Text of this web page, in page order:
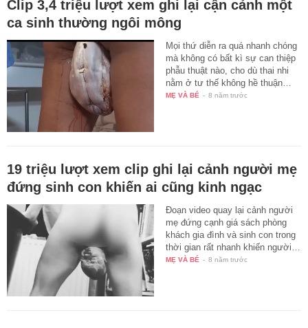
Clip 3,4 triệu lượt xem ghi lại cận cảnh một
ca sinh thường ngôi mông
Mọi thứ diễn ra quá nhanh chóng
mà không có bất kì sự can thiệp
phẫu thuật nào, cho dù thai nhi
nằm ở tư thế không hề thuận…
MẸ VÀ BÉ - 8 năm trước
19 triệu lượt xem clip ghi lại cảnh người mẹ
đứng sinh con khiến ai cũng kinh ngạc
Đoạn video quay lại cảnh người
mẹ đứng cạnh giá sách phòng
khách gia đình và sinh con trong
thời gian rất nhanh khiến người…
MẸ VÀ BÉ - 8 năm trước